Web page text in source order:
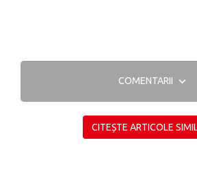
COMENTARII
CITEȘTE ARTICOLE